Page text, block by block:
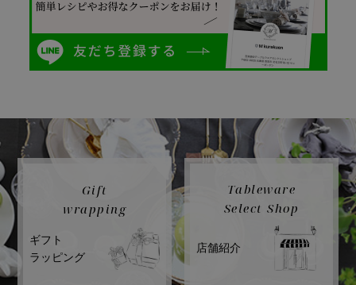
Gift
wrapping
ギフト
ラッピング
Tableware
Select Shop
店舗紹介